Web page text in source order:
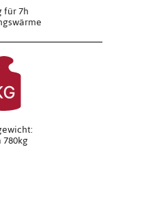
für 7h